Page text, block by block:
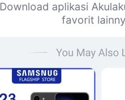
Download aplikasi
favorit